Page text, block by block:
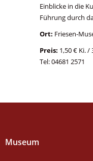
Einblicke in die
Führung durch
Ort: Friesen-
Preis: 1,50 € Ki.
Tel: 04681 2571
Museum